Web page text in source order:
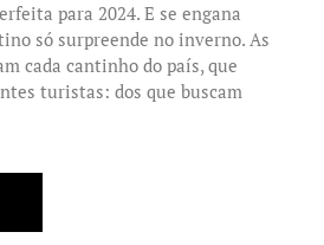
para 2024. E se engana
só surpreende no inverno. As
cada cantinho do país, que
turistas: dos que buscam